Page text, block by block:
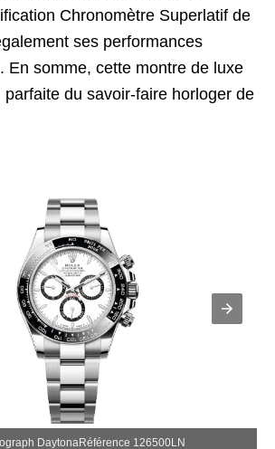
Chronomètre Superlatif de
ses performances
En somme, cette montre de luxe
parfaite du savoir-faire horloger de
DaytonaRéférence 126500LN